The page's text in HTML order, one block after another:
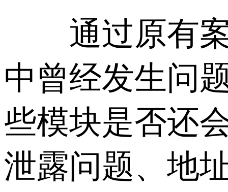
通过原有案
中曾经发生问
些模块是否还
泄露问题、地